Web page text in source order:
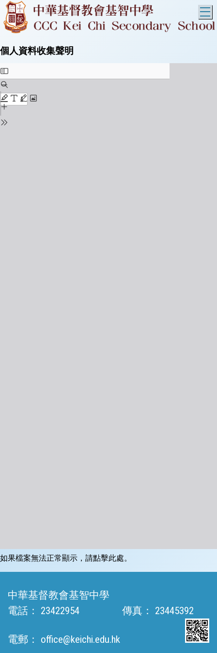
個人資料收集聲明
如果檔案無法正常顯示，請點擊此處。
中華基督教會基智中學
電話：
23422954 傳真： 23445392
電郵： office@keichi.edu.hk